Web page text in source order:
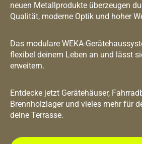
neuen Metallprodukte überzeugen
Qualität, moderne Optik und hoher
Das modulare WEKA-
flexibel deinem Leben an und lässt
erweitern.
Entdecke jetzt Gerätehäuser,
Brennholzlager und vieles mehr für
deine Terrasse.